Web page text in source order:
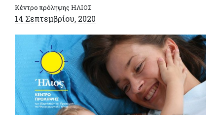
Κέντρο πρόληψης ΗΛΙΟΣ
14 Σεπτεμβρίου, 2020